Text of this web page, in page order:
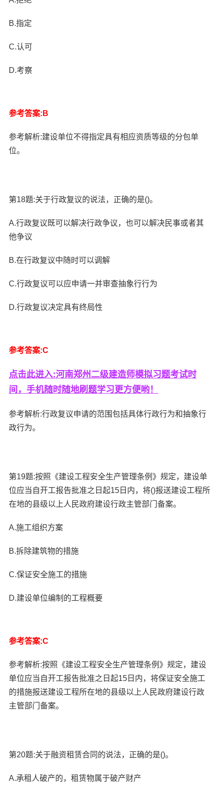
B.指定
C.认可
D.考察
参考答案:B
参考解析:建设单位不得指定具有相应资质等级的分包单
位。
第18题:关于行政复议的说法，正确的是()。
A.行政复议既可以解决行政争议，也可以解决民事或者其
他争议
B.在行政复议中随时可以调解
C.行政复议可以应申请一并审查抽象行行为
D.行政复议决定具有终局性
参考答案:C
点击此进入:河南郑州二级建造师模拟习题考试时
间，手机随时随地刷题学习更方便哟！
参考解析:行政复议申请的范围包括具体行政行为和抽象行
政行为。
第19题:按照《建设工程安全生产管理条例》规定，建设单
位应当自开工报告批准之日起15日内，将()报送建设工程所
在地的县级以上人民政府建设行政主管部门备案。
A.施工组织方案
B.拆除建筑物的措施
C.保证安全施工的措施
D.建设单位编制的工程概要
参考答案:C
参考解析:按照《建设工程安全生产管理条例》规定，建设
单位应当自开工报告批准之日起15日内，将保证安全施工
的措施报送建设工程所在地的县级以上人民政府建设行政
主管部门备案。
第20题:关于融资租赁合同的说法，正确的是()。
A.承租人破产的，租赁物属于破产财产